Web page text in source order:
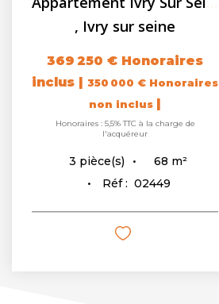
, Ivry sur seine
369 250 € Honoraires
inclus | 350 000 € Honoraires
non inclus |
Honoraires : 5,5% TTC à la charge de
l'acquéreur
3 pièce(s) 68 m²
Réf : 02449